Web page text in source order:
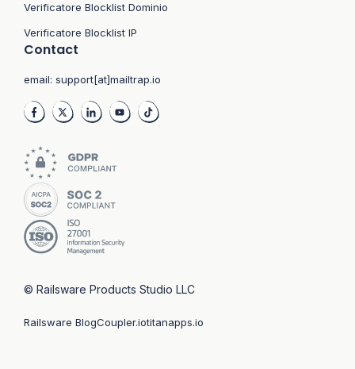
Verificatore Blocklist Dominio
Verificatore Blocklist IP
Contact
email: support[at]mailtrap.io
Railsware BlogCoupler.iotitanapps.io
© Railsware Products Studio LLC